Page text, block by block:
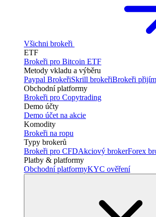
Všichni brokeři
ETF
Brokeři pro Bitcoin ETF
Metody vkladu a výběru
Paypal BrokeřiSkrill brokeřiBrokeři
Obchodní platformy
Brokeři pro Copytrading
Demo účty
Demo účet na akcie
Komodity
Brokeři na ropu
Typy brokerů
Brokeři pro CFDAkciový brokerForex
Platby & platformy
Obchodní platformyKYC ověření